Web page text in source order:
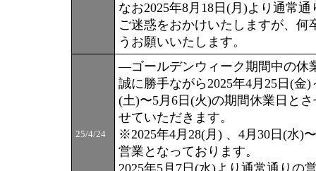
なお2025年8月18日(月)より通常
ご迷惑をおかけいたしますが、何
うお願いいたします。
25/4/24
―ゴールデンウィーク期間中の休
誠に勝手ながら2025年4月25日(金
(土)〜5月6日(火)の期間休業日と
せていただきます。
※2025年4月28(月) 、4月30日(水)
営業となっております。
2025年5月7日(水)より通常通りの